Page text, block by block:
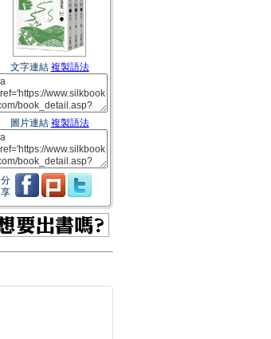
文字連結 複製語法
圖片連結 複製語法
分
享